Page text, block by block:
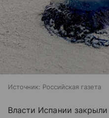
Источник: Российская газета
Власти Испании